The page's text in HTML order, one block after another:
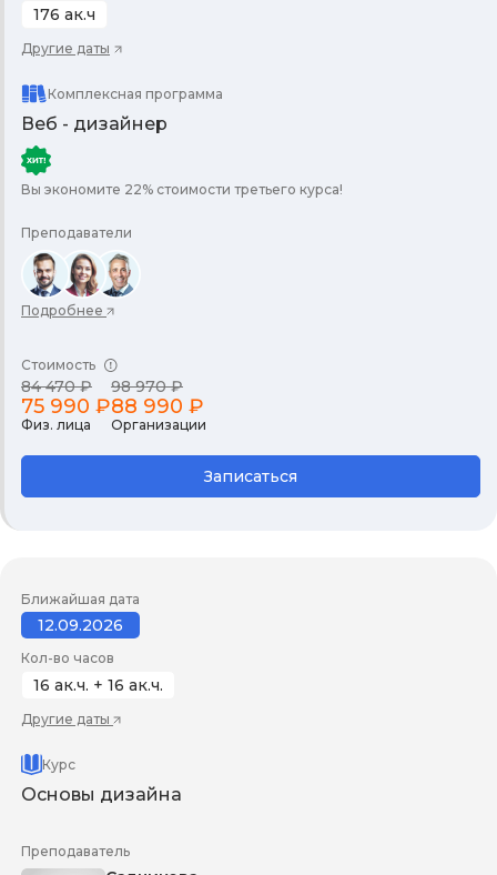
176 ак.ч
Другие даты
Комплексная программа
Веб - дизайнер
Вы экономите 22% стоимости третьего курса!
Преподаватели
Подробнее
Стоимость
84 470 ₽
75 990 ₽
Физ. лица
98 970 ₽
88 990 ₽
Организации
Записаться
Ближайшая дата
12.09.2026
Кол-во часов
16 ак.ч. + 16 ак.ч.
Другие даты
Курс
Основы дизайна
Преподаватель